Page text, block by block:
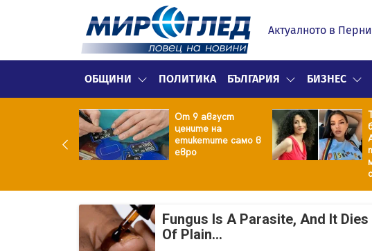
Актуалното в
ОБЩИНИ ПОЛИТИКА БЪЛГАРИЯ БИЗНЕС
От 9 август
цените на
етикетите само в
евро
Fungus Is A Parasite, And It
Of Plain...